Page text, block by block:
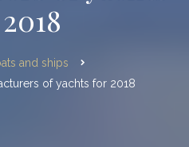
and ships
of yachts for 2018